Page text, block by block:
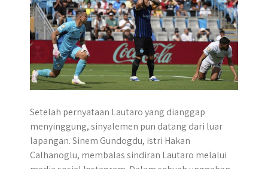
Setelah pernyataan Lautaro yang dianggap
menyinggung, sinyalemen pun datang dari luar
lapangan. Sinem Gundogdu, istri Hakan
Calhanoglu, membalas sindiran Lautaro melalui